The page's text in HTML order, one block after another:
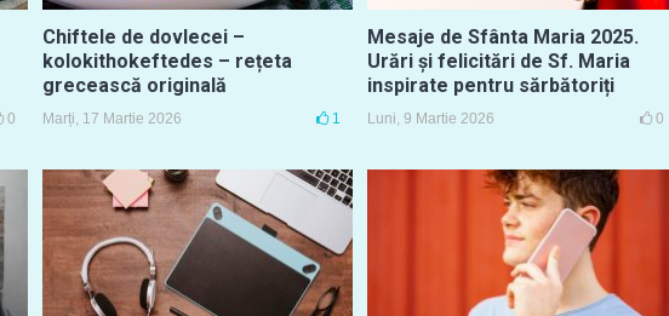
0
Chiftele de dovlecei –
kolokithokeftedes – rețeta
grecească originală
Marți, 17 Martie 2026 1
Mesaje de Sfânta Maria 2025.
Urări și felicitări de Sf. Maria
inspirate pentru sărbătoriți
Luni, 9 Martie 2026 0